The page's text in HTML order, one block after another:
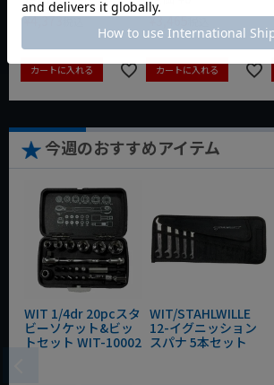
¥4,373税込
カートに入れる
¥3,465税込
カートに入れる
今週のおすすめアイテム
WIT 1/4dr 20pcスタ
ビーソケット&ビッ
トセット WIT-10002
WIT/STAHLWILLE
12-イグニッション
スパナ 5本セット